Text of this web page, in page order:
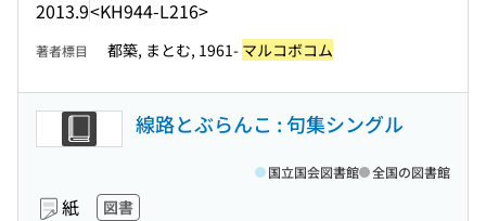
2013.9<KH944-L216>
著者標目 都築, まとむ, 1961- マルコボコム
線路とぶらんこ : 句集シングル
紙 図書
国立国会図書館 全国の図書館